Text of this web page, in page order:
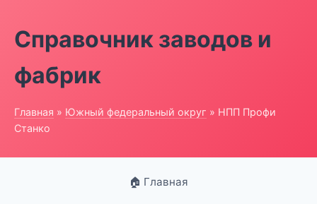
Справочник заводов и
фабрик
Главная » Южный федеральный округ » НПП Профи
Станко
🏠 Главная